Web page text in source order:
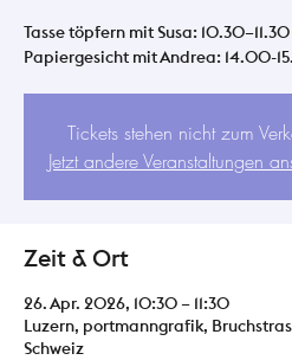
Tasse töpfern mit Susa:
Papiergesicht mit Andrea: 14.00-
Tickets stehen nicht zum
Jetzt andere Veranstaltungen
Zeit & Ort
26. Apr. 2026, 10:30 – 11:30
Luzern, portmanngrafik,
Schweiz